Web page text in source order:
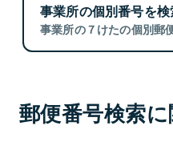
事業所の個別番号を検
事業所の７けたの個別郵
郵便番号検索